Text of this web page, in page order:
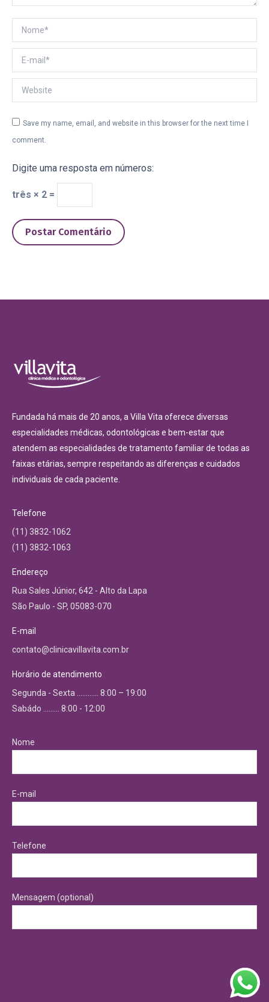
Nome *
E-mail *
Website
Save my name, email, and website in this browser for the next time I
comment.
Digite uma resposta em números:
três × 2 =
Postar Comentário
Fundada há mais de 20 anos, a Villa Vita oferece diversas
especialidades médicas, odontológicas e bem-estar que
atendem as especialidades de tratamento familiar de todas as
faixas etárias, sempre respeitando as diferenças e cuidados
individuais de cada paciente.
Telefone
(11) 3832-1062
(11) 3832-1063
Endereço
Rua Sales Júnior, 642 - Alto da Lapa
São Paulo - SP, 05083-070
E-mail
contato@clinicavillavita.com.br
Horário de atendimento
Segunda - Sexta ………… 8:00 – 19:00
Sabádo ……… 8:00 - 12:00
Nome
E-mail
Telefone
Mensagem (optional)